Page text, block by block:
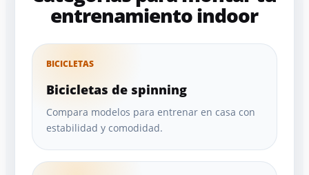
entrenamiento indoor
BICICLETAS
Bicicletas de spinning
Compara modelos para entrenar en casa con
estabilidad y comodidad.